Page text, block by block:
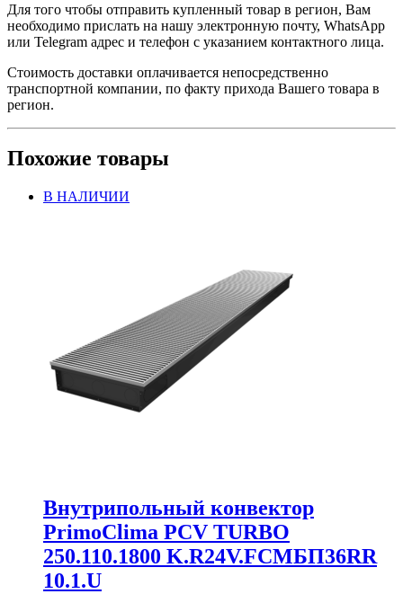
Для того чтобы отправить купленный товар в регион, Вам
необходимо прислать на нашу электронную почту, WhatsApp
или Telegram адрес и телефон с указанием контактного лица.
Стоимость доставки оплачивается непосредственно
транспортной компании, по факту прихода Вашего товара в
регион.
Похожие товары
В НАЛИЧИИ
Внутрипольный конвектор
PrimoClima PCV TURBO
250.110.1800 K.R24V.FCMБП36RR
10.1.U